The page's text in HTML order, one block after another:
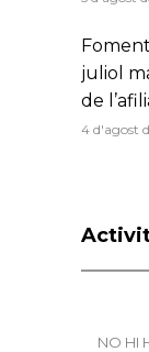
juliol
de
4 d'agost
NO HI